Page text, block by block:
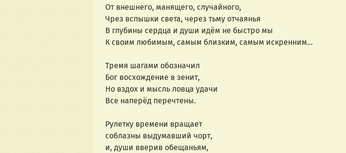
От внешнего, манящего, случайного,
Чрез вспышки света, через тьму отчаянья
В глубины сердца и души идём не быстро мы
К своим любимым, самым близким, самым искренним...
Тремя шагами обозначил
Бог восхождение в зенит,
Но вздох и мысль ловца удачи
Все наперёд перечтены.
Рулетку времени вращает
соблазны выдумавший чорт,
и, души вверив обещаньям,